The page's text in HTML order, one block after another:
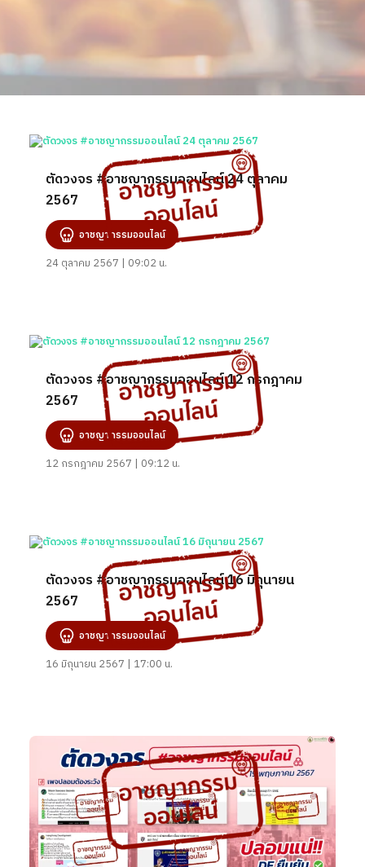
ตัดวงจร #อาชญากรรมออนไลน์ 24 ตุลาคม
2567
อาชญากรรมออนไลน์
24 ตุลาคม 2567 | 09:02 น.
ตัดวงจร #อาชญากรรมออนไลน์ 12 กรกฎาคม
2567
อาชญากรรมออนไลน์
12 กรกฎาคม 2567 | 09:12 น.
ตัดวงจร #อาชญากรรมออนไลน์ 16 มิถุนายน
2567
อาชญากรรมออนไลน์
16 มิถุนายน 2567 | 17:00 น.